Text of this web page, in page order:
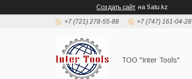
Создать сайт на Satu.kz
+7 (721) 278-55-88 +7 (747) 161-04-28
ТОО "Inter Tools"